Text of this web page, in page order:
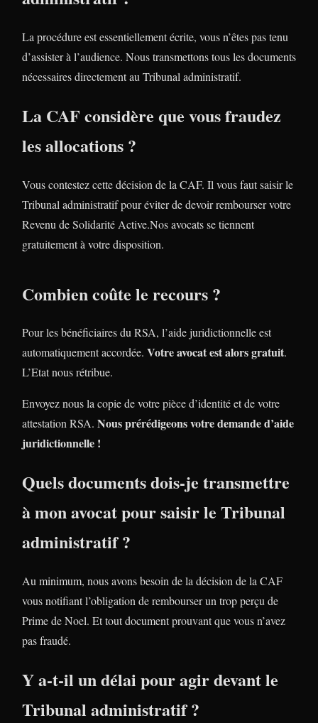
La procédure est essentiellement écrite, vous n’êtes pas tenu
d’assister à l’audience. Nous transmettons tous les documents
nécessaires directement au Tribunal administratif.
La CAF considère que vous fraudez
les allocations ?
Vous contestez cette décision de la CAF. Il vous faut saisir le
Tribunal administratif pour éviter de devoir rembourser votre
Revenu de Solidarité Active.Nos avocats se tiennent
gratuitement à votre disposition.
Combien coûte le recours ?
Pour les bénéficiaires du RSA, l’aide juridictionnelle est
automatiquement accordée. Votre avocat est alors gratuit.
L’Etat nous rétribue.
Envoyez nous la copie de votre pièce d’identité et de votre
attestation RSA. Nous prérédigeons votre demande d’aide
juridictionnelle !
Quels documents dois-je transmettre
à mon avocat pour saisir le Tribunal
administratif ?
Au minimum, nous avons besoin de la décision de la CAF
vous notifiant l’obligation de rembourser un trop perçu de
Prime de Noel. Et tout document prouvant que vous n’avez
pas fraudé.
Y a-t-il un délai pour agir devant le
Tribunal administratif ?